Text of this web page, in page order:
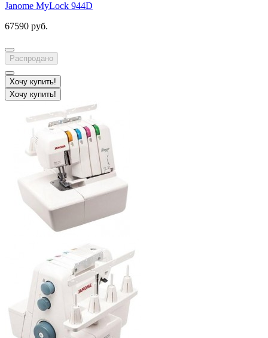
Janome MyLock 944D
67590 руб.
Распродано
Хочу купить!
Хочу купить!